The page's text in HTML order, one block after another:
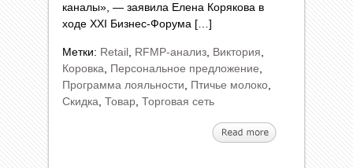
каналы», — заявила Елена Корякова в
ходе XXI Бизнес-Форума […]
Метки: Retail RFMP-анализ Виктория
Коровка
Персональное предложение
Программа лояльности
Птичье молоко
Скидка Товар Торговая сеть